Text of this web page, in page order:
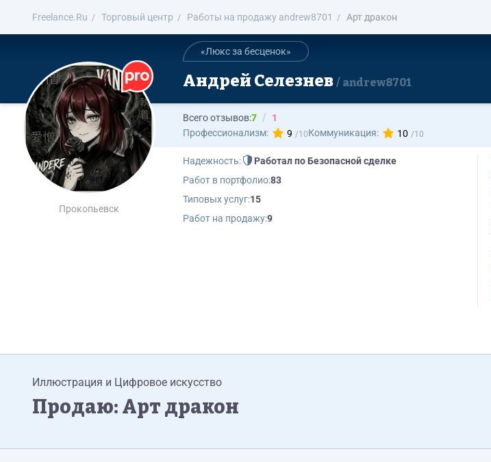
Freelance.Ru Торговый центр Работы на продажу andrew8701 Арт дракон
Прокопьевск
«Люкс за бесценок»
Андрей Селезнев andrew8701
Всего отзывов:7
1
Профессионализм:
9 Коммуникация: 10
Надежность:
Работал по Безопасной сделке
Работ в портфолио:83
Типовых услуг:15
Работ на продажу:9
Иллюстрация и Цифровое искусство
Продаю: Арт дракон